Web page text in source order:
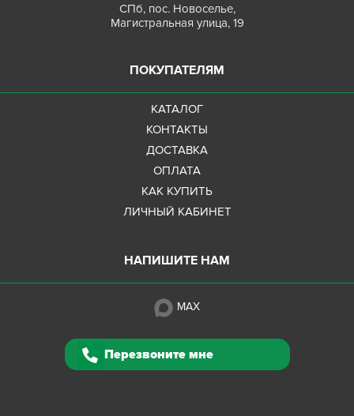
СПб, пос. Новоселье,
Магистральная улица, 19
ПОКУПАТЕЛЯМ
КАТАЛОГ
КОНТАКТЫ
ДОСТАВКА
ОПЛАТА
КАК КУПИТЬ
ЛИЧНЫЙ КАБИНЕТ
НАПИШИТЕ НАМ
MAX
Перезвоните мне